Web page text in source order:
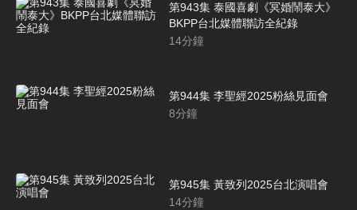
第943集 泰國喜劇《冥婚鬧泰大》
BKPP台北媒體聯訪全紀錄
14分鐘
第944集 李聖經2025粉絲見面會
8分鐘
第945集 黃致列2025台北演唱會
14分鐘